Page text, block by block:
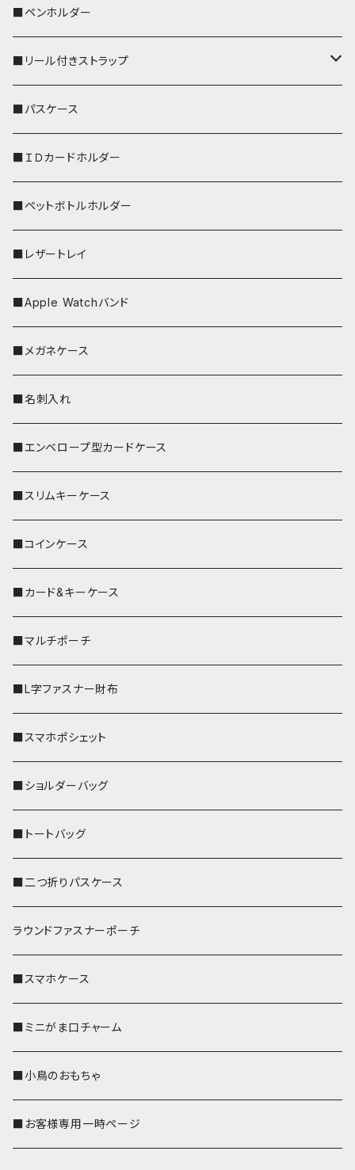
ペンギン
■ペンホルダー
■リール付きストラップ
リールのみ
ストラップ付
■パスケース
■ＩＤカードホルダー
■ペットボトルホルダー
■レザートレイ
■Apple Watchバンド
■メガネケース
■名刺入れ
■エンベロープ型カードケース
■スリムキーケース
■コインケース
■カード&キーケース
■マルチポーチ
■L字ファスナー財布
■スマホポシェット
■ショルダーバッグ
■トートバッグ
■二つ折りパスケース
ラウンドファスナーポーチ
■スマホケース
■ミニがま口チャーム
■小鳥のおもちゃ
■お客様専用一時ページ